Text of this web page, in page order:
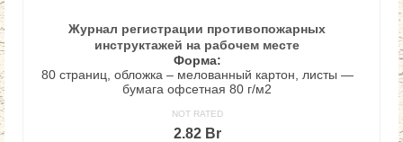
Журнал регистрации противопожарных
инструктажей на рабочем месте
Форма:
80 страниц, обложка – мелованный картон, листы —
бумага офсетная 80 г/м2
NOT RATED
2.82 Br